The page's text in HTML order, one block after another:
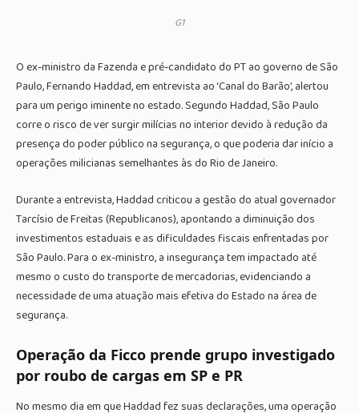
G1
O ex-ministro da Fazenda e pré-candidato do PT ao governo de São
Paulo, Fernando Haddad, em entrevista ao ‘Canal do Barão’, alertou
para um perigo iminente no estado. Segundo Haddad, São Paulo
corre o risco de ver surgir milícias no interior devido à redução da
presença do poder público na segurança, o que poderia dar início a
operações milicianas semelhantes às do Rio de Janeiro.
Durante a entrevista, Haddad criticou a gestão do atual governador
Tarcísio de Freitas (Republicanos), apontando a diminuição dos
investimentos estaduais e as dificuldades fiscais enfrentadas por
São Paulo. Para o ex-ministro, a insegurança tem impactado até
mesmo o custo do transporte de mercadorias, evidenciando a
necessidade de uma atuação mais efetiva do Estado na área de
segurança.
Operação da Ficco prende grupo investigado
por roubo de cargas em SP e PR
No mesmo dia em que Haddad fez suas declarações, uma operação